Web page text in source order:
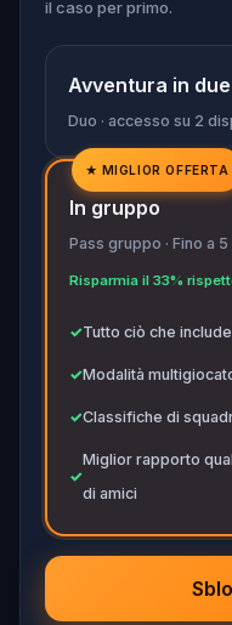
smaschera il vero
il caso per primo.
Avventura in due
Duo · accesso su 2
✓
✓
★ MIGLIOR OFFERTA
In gruppo
Pass gruppo · Fino a
Risparmia il 33%
✓Tutto ciò che
✓Modalità
✓Classifiche di
✓
Miglior rapporto
di amici